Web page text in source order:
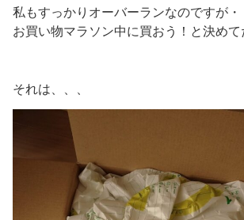
私もすっかりオーバーランなのですが
お買い物マラソン中に買おう！と決めて
それは、、、